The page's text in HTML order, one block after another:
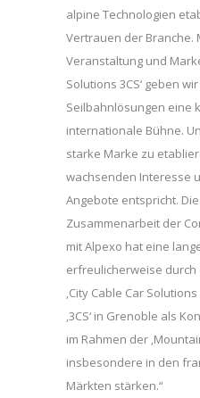
alpine Technologien
Vertrauen der Branche.
Veranstaltung und
Solutions 3CS‘ geben
Seilbahnlösungen eine
internationale Bühne.
starke Marke zu
wachsenden Interesse
Angebote entspricht.
Zusammenarbeit der
mit Alpexo hat eine
erfreulicherweise
‚City Cable Car
‚3CS‘ in Grenoble als
im Rahmen der
insbesondere in den
Märkten stärken.“